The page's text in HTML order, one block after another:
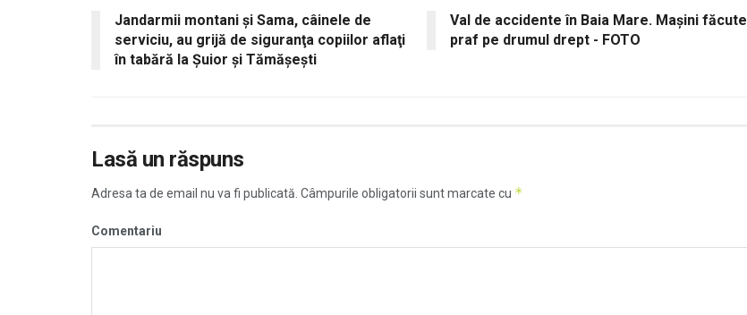
Jandarmii montani şi Sama, câinele de
serviciu, au grijă de siguranţa copiilor aflaţi
în tabără la Şuior şi Tămăşeşti
Val de accidente în Baia Mare. Mașini făcute
praf pe drumul drept - FOTO
Lasă un răspuns
Adresa ta de email nu va fi publicată. Câmpurile obligatorii sunt marcate cu *
Comentariu